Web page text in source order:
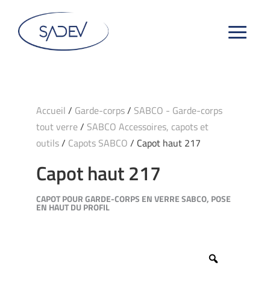
Accueil / Garde-corps/ SABCO - Garde-corps
tout verre/ SABCO Accessoires, capots et
outils/ Capots SABCO / Capot haut 217
Capot haut 217
CAPOT POUR GARDE-CORPS EN VERRE SABCO, POSE
EN HAUT DU PROFIL